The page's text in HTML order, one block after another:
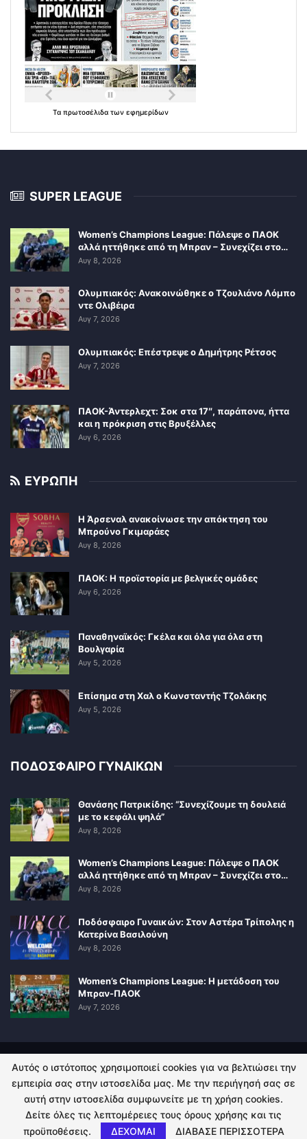
Τα πρωτοσέλιδα των εφημερίδων
SUPER LEAGUE
Women’s Champions League: Πάλεψε ο ΠΑΟΚ
αλλά ηττήθηκε από τη Μπραν – Συνεχίζει στο…
Αυγ 8, 2026
Ολυμπιακός: Ανακοινώθηκε ο Τζουλιάνο Λόμπο
ντε Ολιβέιρα
Αυγ 7, 2026
Ολυμπιακός: Επέστρεψε ο Δημήτρης Ρέτσος
Αυγ 7, 2026
ΠΑΟΚ-Άντερλεχτ: Σοκ στα 17″, παράπονα, ήττα
και η πρόκριση στις Βρυξέλλες
Αυγ 6, 2026
ΕΥΡΩΠΗ
Η Άρσεναλ ανακοίνωσε την απόκτηση του
Μπρούνο Γκιμαράες
Αυγ 8, 2026
ΠΑΟΚ: Η προϊστορία με βελγικές ομάδες
Αυγ 6, 2026
Παναθηναϊκός: Γκέλα και όλα για όλα στη
Βουλγαρία
Αυγ 5, 2026
Επίσημα στη Χαλ ο Κωνσταντής Τζολάκης
Αυγ 5, 2026
ΠΟΔΟΣΦΑΙΡΟ ΓΥΝΑΙΚΩΝ
Θανάσης Πατρικίδης: “Συνεχίζουμε τη δουλειά
με το κεφάλι ψηλά”
Αυγ 8, 2026
Women’s Champions League: Πάλεψε ο ΠΑΟΚ
αλλά ηττήθηκε από τη Μπραν – Συνεχίζει στο…
Αυγ 8, 2026
Ποδόσφαιρο Γυναικών: Στον Αστέρα Τρίπολης η
Κατερίνα Βασιλούνη
Αυγ 8, 2026
Women’s Champions League: Η μετάδοση του
Μπραν-ΠΑΟΚ
Αυγ 7, 2026
ΠΟΛΙΤΙΚΗ ΑΠΟΡΡΗΤΟΥ ΕΠΙΚΟΙΝΩΝΙΑ
© 2026 - Kingsport.gr. All Rights Reserved.
Αυτός ο ιστότοπος χρησιμοποιεί cookies για να βελτιώσει την
εμπειρία σας στην ιστοσελίδα μας. Με την περιήγησή σας σε
αυτή στην ιστοσελίδα συμφωνείτε με τη χρήση cookies.
Δείτε όλες τις λεπτομέρειες τους όρους χρήσης και τις
προϋποθέσεις.
ΔΕΧΟΜΑΙ ΔΙΑΒΑΣΕ ΠΕΡΙΣΣΟΤΕΡΑ